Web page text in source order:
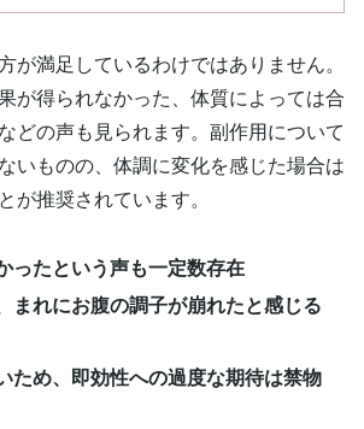
が満足しているわけではありません。
が得られなかった、体質によっては合
どの声も見られます。副作用について
いものの、体調に変化を感じた場合は
が推奨されています。
ったという声も一定数存在
まれにお腹の調子が崩れたと感じる
ため、即効性への過度な期待は禁物